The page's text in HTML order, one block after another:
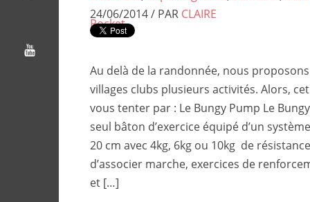
24/06/2014 / PAR CLAIRE
Pocket
Au delà de la randonnée, nous
villages clubs plusieurs activités. Alors,
vous tenter par : Le Bungy Pump Le
seul bâton d’exercice équipé d’un
20 cm avec 4kg, 6kg ou 10kg de
d’associer marche, exercices de
et […]